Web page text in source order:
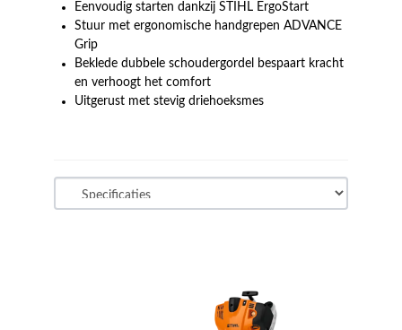
Eenvoudig starten dankzij STIHL ErgoStart
Stuur met ergonomische handgrepen ADVANCE
Grip
Beklede dubbele schoudergordel bespaart kracht
en verhoogt het comfort
Uitgerust met stevig driehoeksmes